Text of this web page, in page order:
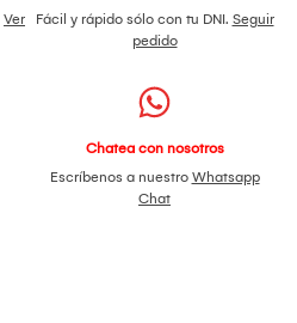
Ver
Fácil y rápido sólo con tu DNI. Seguir
pedido
Chatea con nosotros
Escríbenos a nuestro Whatsapp
Chat